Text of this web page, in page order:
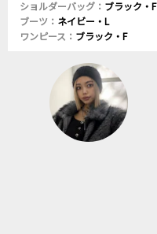
ショルダーバッグ： ブラック・F
ブーツ： ネイビー・L
ワンピース： ブラック・F